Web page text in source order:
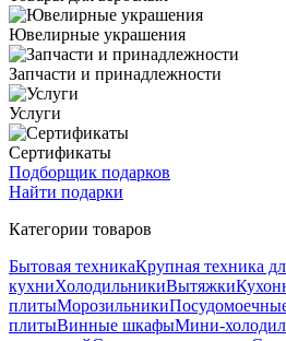
Ювелирные украшения
Запчасти и принадлежности
Услуги
Сертификаты
Подборщик подарков
Найти подарки
Категории товаров
Бытовая техникаКрупная техника
кухниХолодильникиВытяжки
плитыМорозильники
плитыВинные шкафыМини-